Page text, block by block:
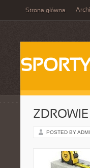
Strona główna
SPORTY
POSTED BY